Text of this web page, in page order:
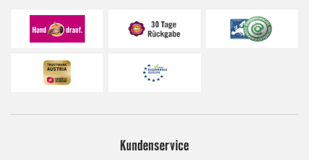
Kundenservice